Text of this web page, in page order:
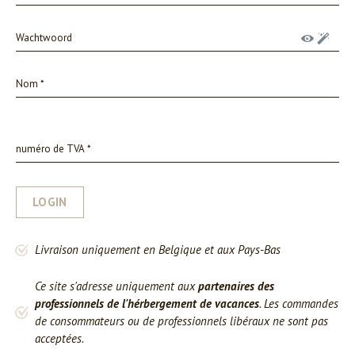
LOGIN
Livraison uniquement en Belgique et aux Pays-Bas
Ce site s'adresse uniquement auxpartenaires des
professionnels de l'hérbergement de vacances. Les commandes
de consommateurs ou de professionnels libéraux ne sont pas
acceptées.